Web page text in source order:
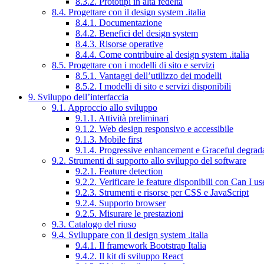
8.4. Progettare con il design system .italia
8.4.1. Documentazione
8.4.2. Benefici del design system
8.4.3. Risorse operative
8.4.4. Come contribuire al design system .italia
8.5. Progettare con i modelli di sito e servizi
8.5.1. Vantaggi dell’utilizzo dei modelli
8.5.2. I modelli di sito e servizi disponibili
9. Sviluppo dell’interfaccia
9.1. Approccio allo sviluppo
9.1.1. Attività preliminari
9.1.2. Web design responsivo e accessibile
9.1.3. Mobile first
9.1.4. Progressive enhancement e Graceful
9.2. Strumenti di supporto allo sviluppo del software
9.2.1. Feature detection
9.2.2. Verificare le feature disponibili con Can I
9.2.3. Strumenti e risorse per CSS e JavaScript
9.2.4. Supporto browser
9.2.5. Misurare le prestazioni
9.3. Catalogo del riuso
9.4. Sviluppare con il design system .italia
9.4.1. Il framework Bootstrap Italia
9.4.2. Il kit di sviluppo React